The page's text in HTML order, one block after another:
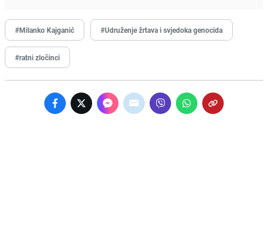
#Milanko Kajganić #Udruženje žrtava i svjedoka genocida
#ratni zločinci